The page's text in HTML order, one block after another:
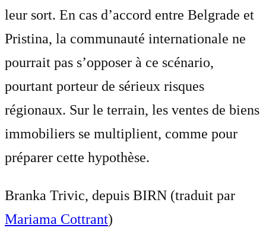
leur sort. En cas d’accord entre Belgrade et
Pristina, la communauté internationale ne
pourrait pas s’opposer à ce scénario,
pourtant porteur de sérieux risques
régionaux. Sur le terrain, les ventes de biens
immobiliers se multiplient, comme pour
préparer cette hypothèse.
Branka Trivic, depuis BIRN (traduit par
Mariama Cottrant)